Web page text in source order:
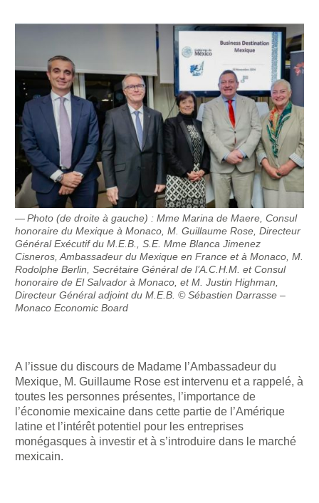
Photo (de droite à gauche) : Mme Marina de Maere, Consul
honoraire du Mexique à Monaco, M. Guillaume Rose, Directeur
Général Exécutif du M.E.B., S.E. Mme Blanca Jimenez
Cisneros, Ambassadeur du Mexique en France et à Monaco, M.
Rodolphe Berlin, Secrétaire Général de l’A.C.H.M. et Consul
honoraire de El Salvador à Monaco, et M. Justin Highman,
Directeur Général adjoint du M.E.B. © Sébastien Darrasse –
Monaco Economic Board
A l’issue du discours de Madame l’Ambassadeur du
Mexique, M. Guillaume Rose est intervenu et a rappelé, à
toutes les personnes présentes, l’importance de
l’économie mexicaine dans cette partie de l’Amérique
latine et l’intérêt potentiel pour les entreprises
monégasques à investir et à s’introduire dans le marché
mexicain.